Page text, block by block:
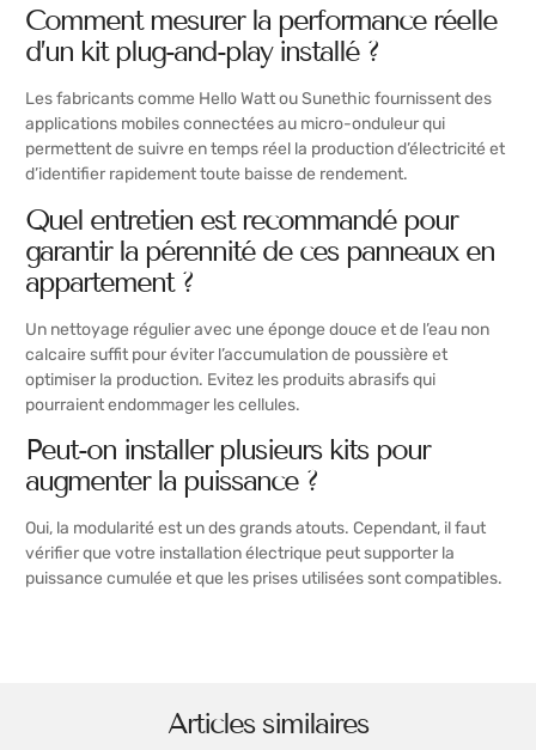
Comment mesurer la performance réelle
d’un kit plug-and-play installé ?
Les fabricants comme Hello Watt ou Sunethic fournissent des
applications mobiles connectées au micro-onduleur qui
permettent de suivre en temps réel la production d’électricité et
d’identifier rapidement toute baisse de rendement.
Quel entretien est recommandé pour
garantir la pérennité de ces panneaux en
appartement ?
Un nettoyage régulier avec une éponge douce et de l’eau non
calcaire suffit pour éviter l’accumulation de poussière et
optimiser la production. Evitez les produits abrasifs qui
pourraient endommager les cellules.
Peut-on installer plusieurs kits pour
augmenter la puissance ?
Oui, la modularité est un des grands atouts. Cependant, il faut
vérifier que votre installation électrique peut supporter la
puissance cumulée et que les prises utilisées sont compatibles.
Articles similaires